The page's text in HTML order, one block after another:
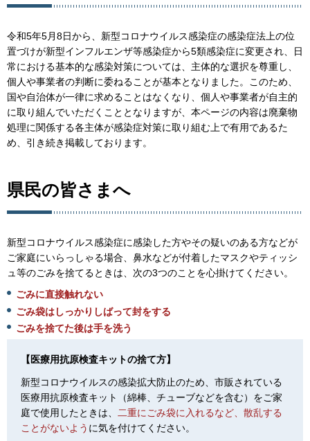
令和5年5月8日から、新型コロナウイルス感染症の感染症法上の位
置づけが新型インフルエンザ等感染症から5類感染症に変更され、日
常における基本的な感染対策については、主体的な選択を尊重し、
個人や事業者の判断に委ねることが基本となりました。このため、
国や自治体が一律に求めることはなくなり、個人や事業者が自主的
に取り組んでいただくこととなりますが、本ページの内容は廃棄物
処理に関係する各主体が感染症対策に取り組む上で有用であるた
め、引き続き掲載しております。
県民の皆さまへ
新型コロナウイルス感染症に感染した方やその疑いのある方などが
ご家庭にいらっしゃる場合、鼻水などが付着したマスクやティッシ
ュ等のごみを捨てるときは、次の3つのことを心掛けてください。
ごみに直接触れない
ごみ袋はしっかりしばって封をする
ごみを捨てた後は手を洗う
【医療用抗原検査キットの捨て方】
新型コロナウイルスの感染拡大防止のため、市販されている
医療用抗原検査キット（綿棒、チューブなどを含む）をご家
庭で使用したときは、
二重にごみ袋に入れるなど、散乱する
ことがないよう に気を付けてください。